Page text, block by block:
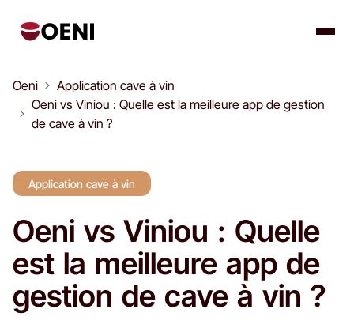
Oeni
Application cave à vin
Oeni vs Viniou : Quelle est la meilleure app de gestion
de cave à vin ?
Application cave à vin
Oeni vs Viniou : Quelle
est la meilleure app de
gestion de cave à vin ?